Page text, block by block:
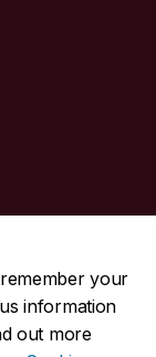
your
information
out more